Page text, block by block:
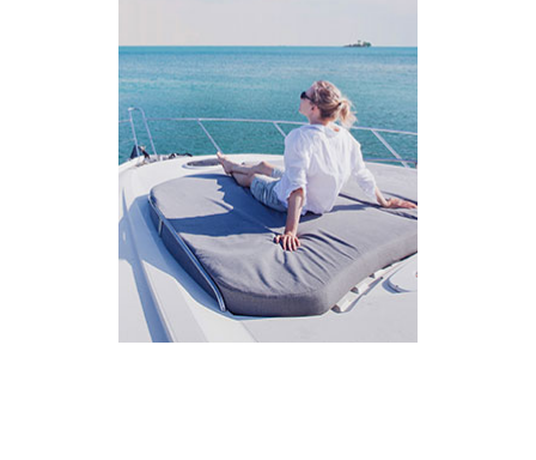
AI Assistant
איך אפשר לעזור?
בחר אחת מהאפשרויות.